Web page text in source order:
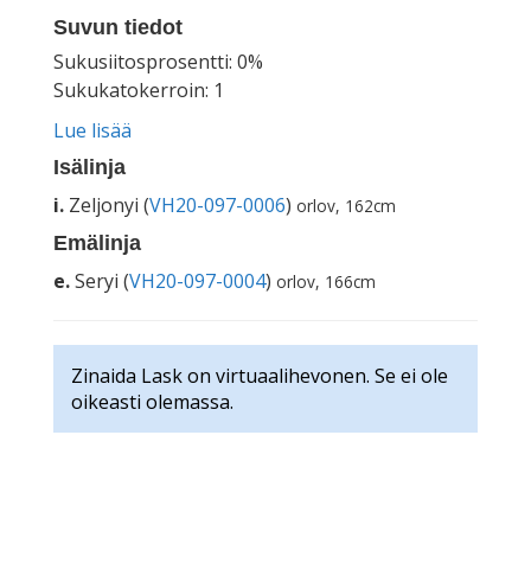
Suvun tiedot
Sukusiitosprosentti: 0%
Sukukatokerroin: 1
Lue lisää
Isälinja
i. Zeljonyi (VH20-097-0006) orlov, 162cm
Emälinja
e.Seryi (VH20-097-0004) orlov, 166cm
Zinaida Lask on virtuaalihevonen. Se ei ole
oikeasti olemassa.